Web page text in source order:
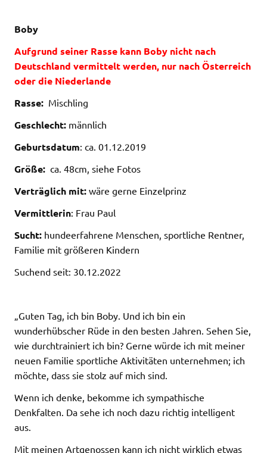
Boby
Aufgrund seiner Rasse kann Boby nicht nach
Deutschland vermittelt werden, nur nach Österreich
oder die Niederlande
Rasse: Mischling
Geschlecht: männlich
Geburtsdatum: ca. 01.12.2019
Größe: ca. 48cm, siehe Fotos
Verträglich mit: wäre gerne Einzelprinz
Vermittlerin: Frau Paul
Sucht: hundeerfahrene Menschen, sportliche Rentner,
Familie mit größeren Kindern
Suchend seit: 30.12.2022
„Guten Tag, ich bin Boby. Und ich bin ein
wunderhübscher Rüde in den besten Jahren. Sehen Sie,
wie durchtrainiert ich bin? Gerne würde ich mit meiner
neuen Familie sportliche Aktivitäten unternehmen; ich
möchte, dass sie stolz auf mich sind.
Wenn ich denke, bekomme ich sympathische
Denkfalten. Da sehe ich noch dazu richtig intelligent
aus.
Mit meinen Artgenossen kann ich nicht wirklich etwas